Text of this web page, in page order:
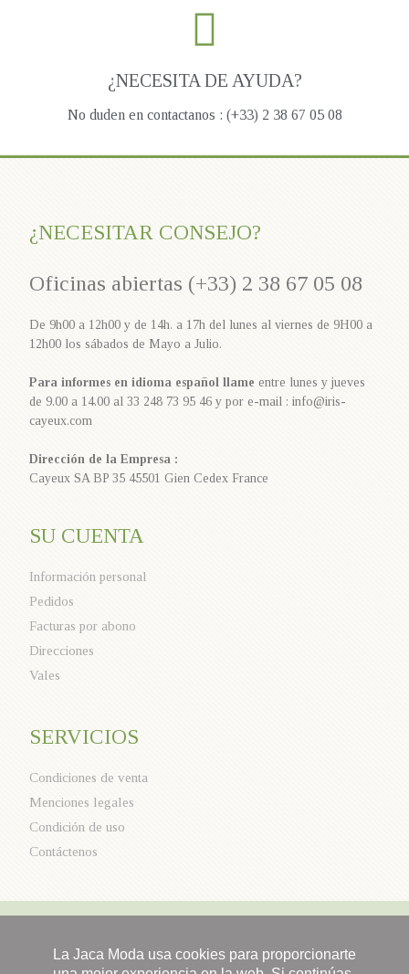
¿NECESITA DE AYUDA?
No duden en contactanos : (+33) 2 38 67 05 08
¿NECESITAR CONSEJO?
Oficinas abiertas (+33) 2 38 67 05 08
De 9h00 a 12h00 y de 14h. a 17h del lunes al viernes de 9H00 a
12h00 los sábados de Mayo a Julio.
Para informes en idioma español llame entre lunes y jueves
de 9.00 a 14.00 al 33 248 73 95 46 y por e-mail : info@iris-
cayeux.com
Dirección de la Empresa :
Cayeux SA BP 35 45501 Gien Cedex France
SU CUENTA
Información personal
Pedidos
Facturas por abono
Direcciones
Vales
SERVICIOS
Condiciones de venta
Menciones legales
Condición de uso
Contáctenos
La Jaca Moda usa cookies para proporcionarte